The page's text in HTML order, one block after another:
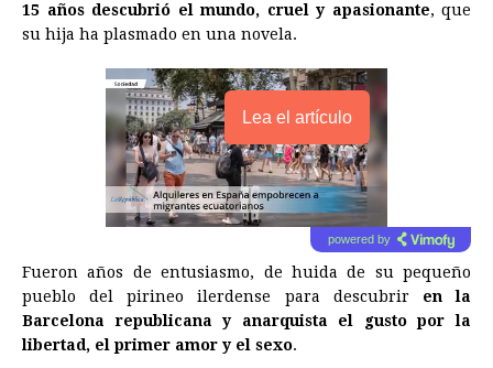
15 años descubrió el mundo, cruel y apasionante, que
su hija ha plasmado en una novela.
Lea el artículo
powered by
Fueron años de entusiasmo, de huida de su pequeño
pueblo del pirineo ilerdense para descubrir en la
Barcelona republicana y anarquista el gusto por la
libertad, el primer amor y el sexo.